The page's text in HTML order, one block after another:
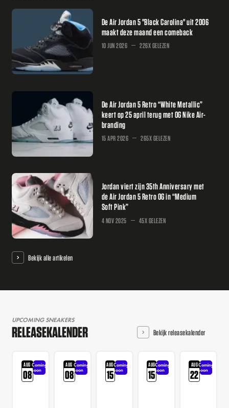
De Air Jordan 5 "Black Carolina" uit 2006
maakt deze maand een comeback
10 JUN 2026 226X GELEZEN
De Air Jordan 5 Retro “White Metallic”
keert op 25 april terug met OG Nike Air-
branding
15 APR 2026 265X GELEZEN
Jordan viert zijn 35th Anniversary met
de Air Jordan 5 Retro OG in “Medium
Soft Pink”
4 NOV 2025 45X GELEZEN
Bekijk alle artikelen
UPCOMING SNEAKERS
RELEASEKALENDER Bekijk releasekalender
AUG
08
Coming
soon
AUG
08
Coming
soon
AUG
15
Coming
soon
AUG
15
Coming
soon
AUG
22
Coming
soon